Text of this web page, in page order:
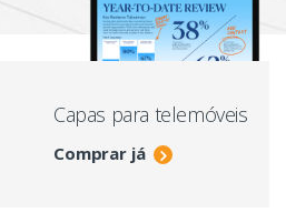
Capas para telemóveis
Comprar já